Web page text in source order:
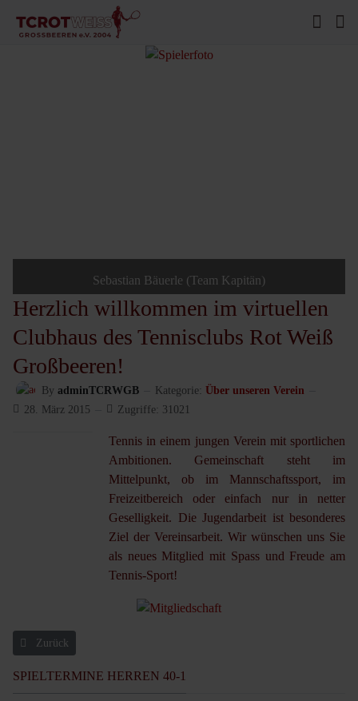
Sebastian Bäuerle (Team Kapitän)
Herzlich willkommen im virtuellen
Clubhaus des Tennisclubs Rot Weiß
Großbeeren!
By adminTCRWGB Kategorie: Über unseren Verein
28. März 2015
Zugriffe: 31021
Tennis in einem jungen Verein mit sportlichen
Ambitionen. Gemeinschaft steht im
Mittelpunkt, ob im Mannschaftssport, im
Freizeitbereich oder einfach nur in netter
Geselligkeit. Die Jugendarbeit ist besonderes
Ziel der Vereinsarbeit. Wir wünschen uns Sie
als neues Mitglied mit Spass und Freude am
Tennis-Sport!
Vorheriger Beitrag: Kurzportrait
Zurück
SPIELTERMINE HERREN 40-1